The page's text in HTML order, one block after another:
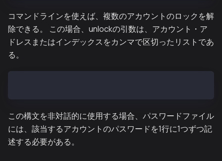
コマンドラインを使えば、複数のアカウントのロックを解
除できる。 この場合、unlockの引数は、アカウント・ア
ドレスまたはインデックスをカンマで区切ったリストであ
る。
この構文を非対話的に使用する場合、パスワードファイル
には、該当するアカウントのパスワードを1行に1つずつ記
述する必要がある。